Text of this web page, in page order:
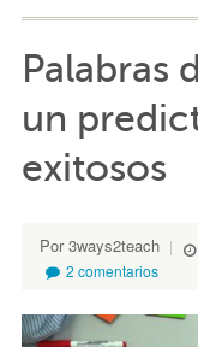
Palabras
un
exitosos
Por 3ways2teach
2 comentarios